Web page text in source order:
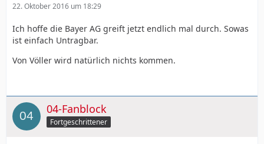
22. Oktober 2016 um 18:29
Ich hoffe die Bayer AG greift jetzt endlich mal durch. Sowas
ist einfach Untragbar.
Von Völler wird natürlich nichts kommen.
04-Fanblock
Fortgeschrittener